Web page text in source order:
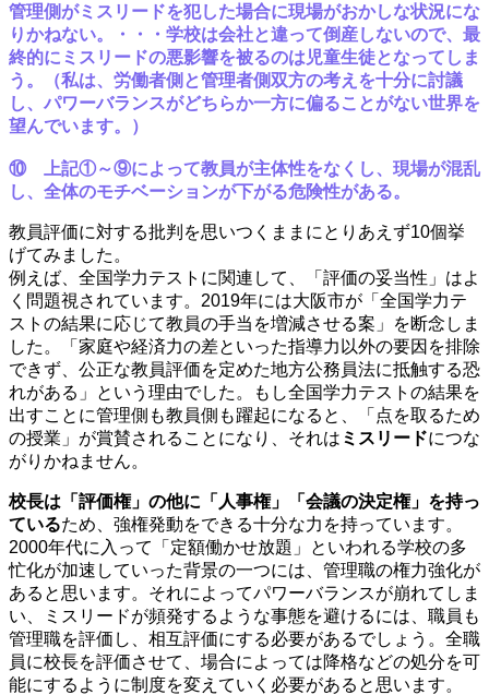
管理側がミスリードを犯した場合に現場がおかしな状況にな
りかねない。・・・学校は会社と違って倒産しないので、最
終的にミスリードの悪影響を被るのは児童生徒となってしま
う。（私は、労働者側と管理者側双方の考えを十分に討議
し、パワーバランスがどちらか一方に偏ることがない世界を
望んでいます。）
⑩ 上記①～⑨によって教員が主体性をなくし、現場が混乱
し、全体のモチベーションが下がる危険性がある。
教員評価に対する批判を思いつくままにとりあえず10個挙
げてみました。
例えば、全国学力テストに関連して、「評価の妥当性」はよ
く問題視されています。2019年には大阪市が「全国学力テ
ストの結果に応じて教員の手当を増減させる案」を断念しま
した。「家庭や経済力の差といった指導力以外の要因を排除
できず、公正な教員評価を定めた地方公務員法に抵触する恐
れがある」という理由でした。もし全国学力テストの結果を
出すことに管理側も教員側も躍起になると、「点を取るため
の授業」が賞賛されることになり、それは ミスリードにつな
がりかねません。
校長は「評価権」の他に「人事権」「会議の決定権」を持っ
ているため、強権発動をできる十分な力を持っています。
2000年代に入って「定額働かせ放題」といわれる学校の多
忙化が加速していった背景の一つには、管理職の権力強化が
あると思います。それによってパワーバランスが崩れてしま
い、ミスリードが頻発するような事態を避けるには、職員も
管理職を評価し、相互評価にする必要があるでしょう。全職
員に校長を評価させて、場合によっては降格などの処分を可
能にするように制度を変えていく必要があると思います。